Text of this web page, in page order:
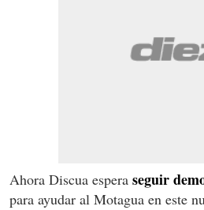
Ahora Discua espera seguir
para ayudar al Motagua en este